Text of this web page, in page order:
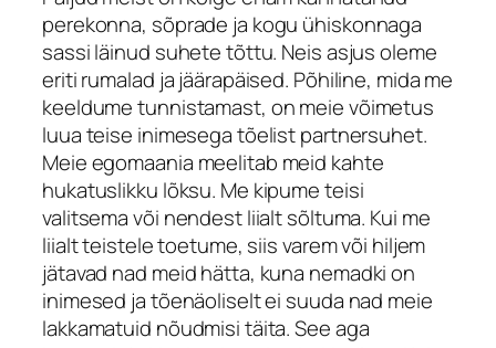
perekonna, sõprade ja kogu ühiskonnaga
sassi läinud suhete tõttu. Neis asjus oleme
eriti rumalad ja jäärapäised. Põhiline, mida me
keeldume tunnistamast, on meie võimetus
luua teise inimesega tõelist partnersuhet.
Meie egomaania meelitab meid kahte
hukatuslikku lõksu. Me kipume teisi
valitsema või nendest liialt sõltuma. Kui me
liialt teistele toetume, siis varem või hiljem
jätavad nad meid hätta, kuna nemadki on
inimesed ja tõenäoliselt ei suuda nad meie
lakkamatuid nõudmisi täita. See aga